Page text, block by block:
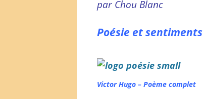
par Chou Blanc
Poésie et sentiments
Victor Hugo – Poème complet